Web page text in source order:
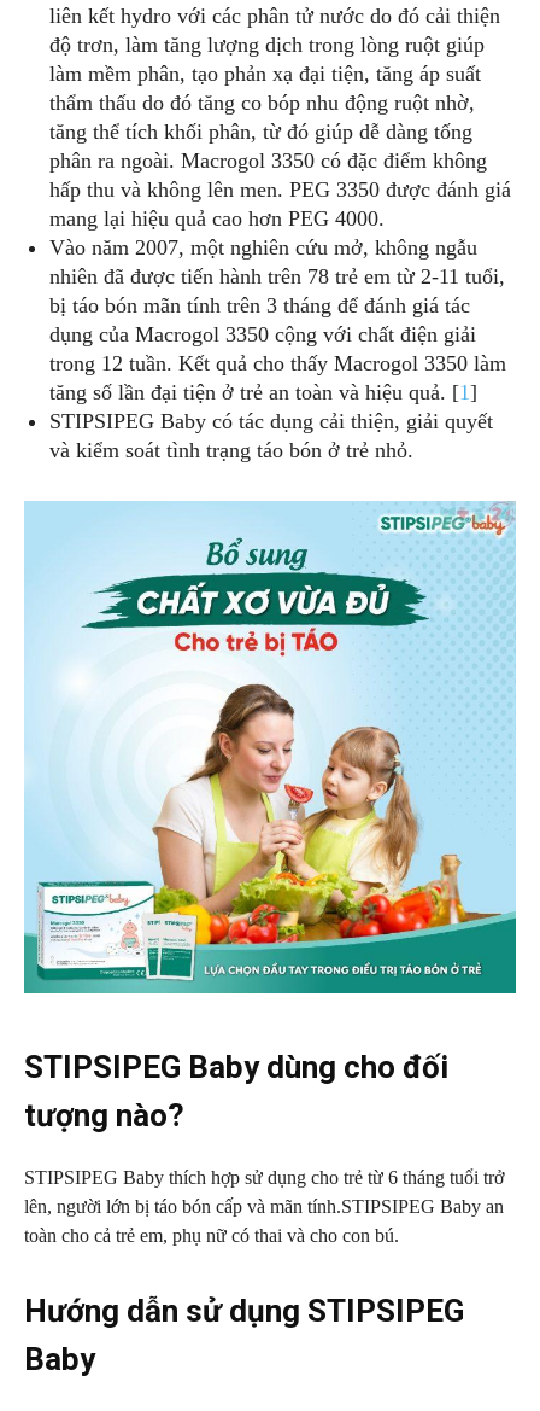
liên kết hydro với các phân tử nước do đó cải thiện
độ trơn, làm tăng lượng dịch trong lòng ruột giúp
làm mềm phân, tạo phản xạ đại tiện, tăng áp suất
thẩm thấu do đó tăng co bóp nhu động ruột nhờ,
tăng thể tích khối phân, từ đó giúp dễ dàng tống
phân ra ngoài. Macrogol 3350 có đặc điểm không
hấp thu và không lên men. PEG 3350 được đánh giá
mang lại hiệu quả cao hơn PEG 4000.
Vào năm 2007, một nghiên cứu mở, không ngẫu
nhiên đã được tiến hành trên 78 trẻ em từ 2-11 tuổi,
bị táo bón mãn tính trên 3 tháng để đánh giá tác
dụng của Macrogol 3350 cộng với chất điện giải
trong 12 tuần. Kết quả cho thấy Macrogol 3350 làm
tăng số lần đại tiện ở trẻ an toàn và hiệu quả. [1]
STIPSIPEG Baby có tác dụng cải thiện, giải quyết
và kiểm soát tình trạng táo bón ở trẻ nhỏ.
STIPSIPEG Baby dùng cho đối
tượng nào?
STIPSIPEG Baby thích hợp sử dụng cho trẻ từ 6 tháng tuổi trở
lên, người lớn bị táo bón cấp và mãn tính.STIPSIPEG Baby an
toàn cho cả trẻ em, phụ nữ có thai và cho con bú.
Hướng dẫn sử dụng STIPSIPEG
Baby